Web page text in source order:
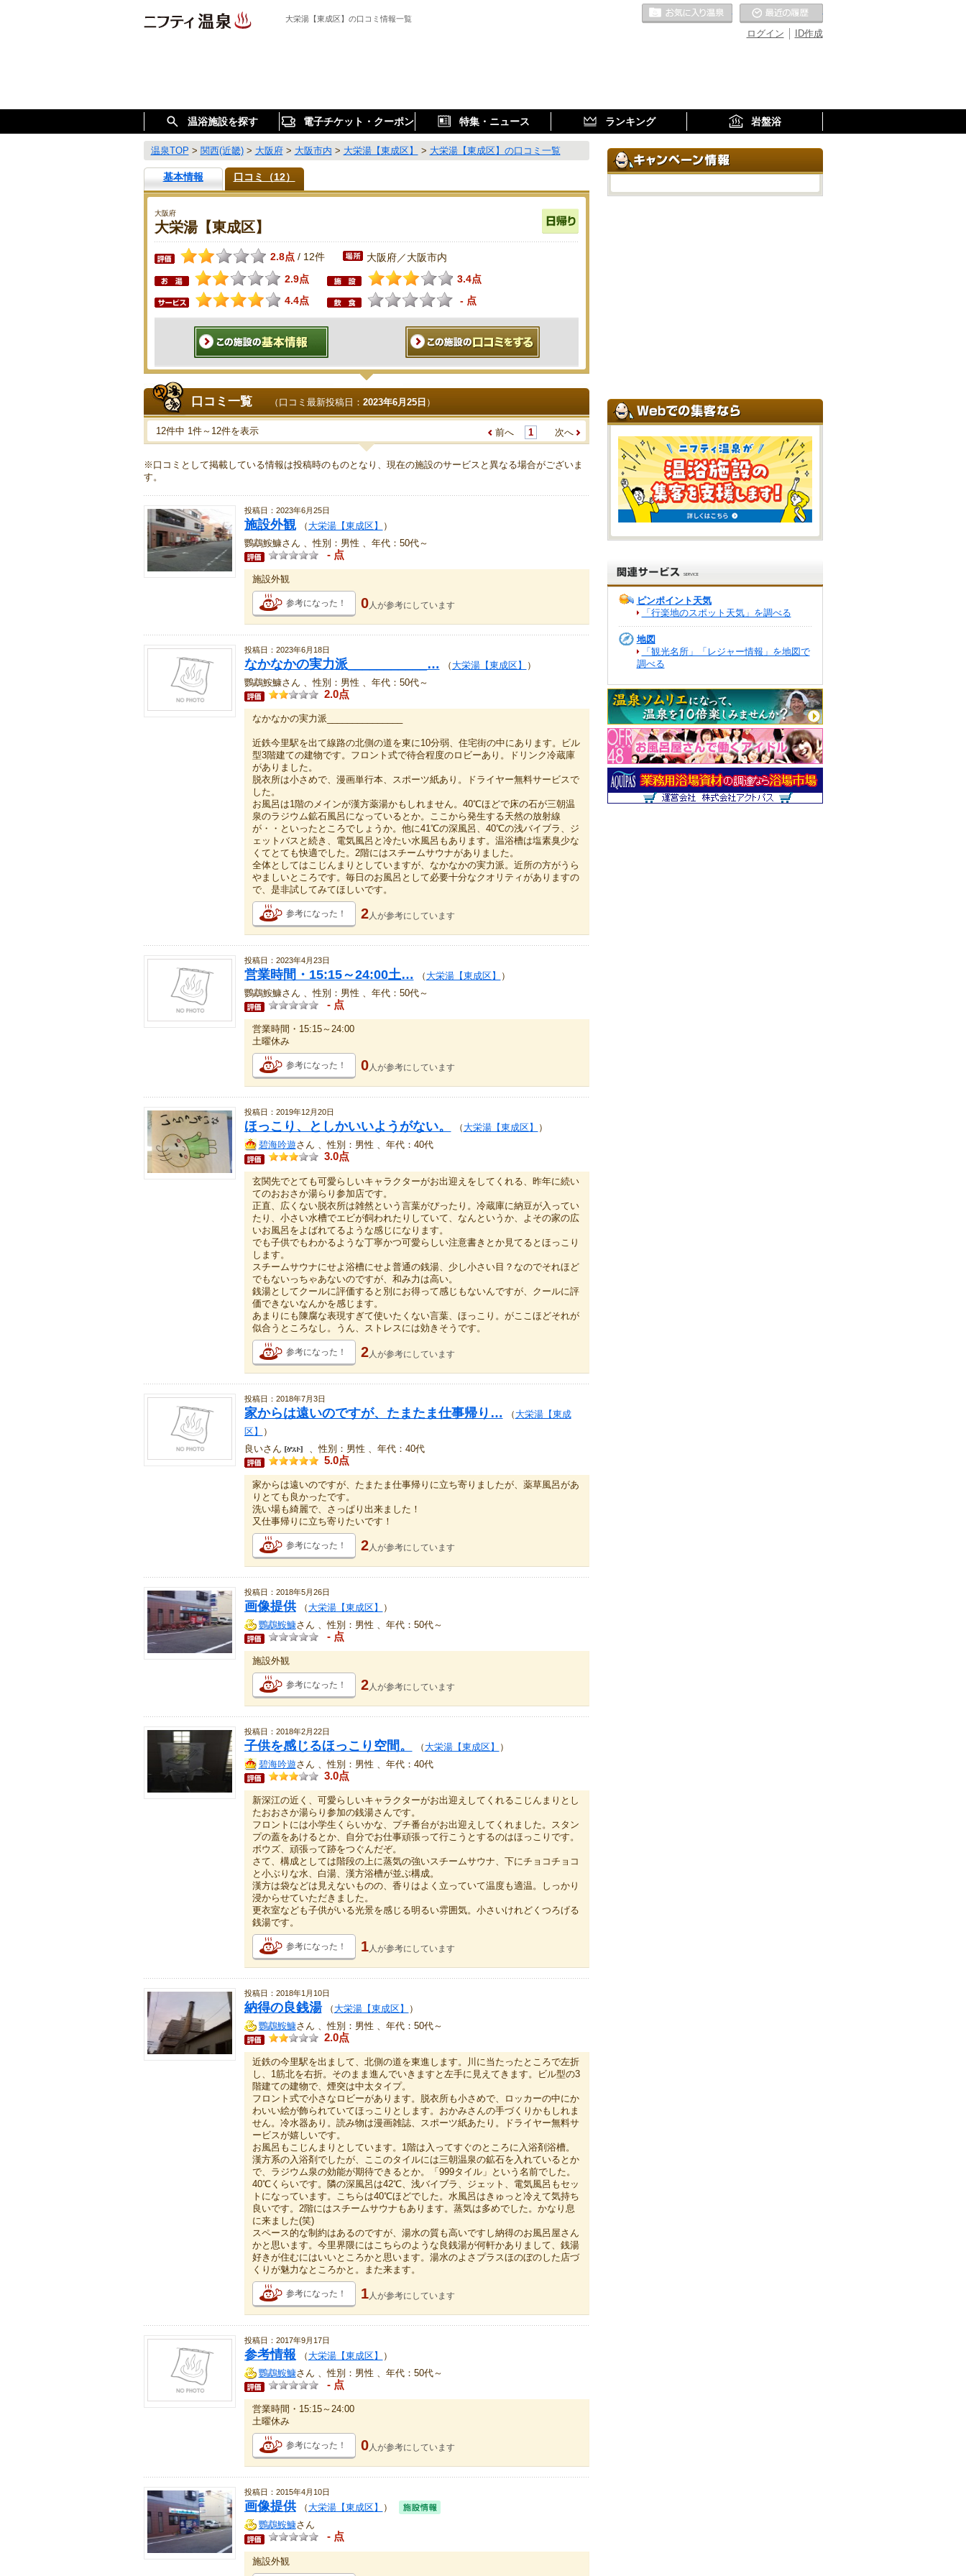
大栄湯【東成区】の口コミ情報一覧
ID作成
ログイン
お気に入りの温泉
温浴施設を探す 電子チケット・クーポン 特集・ニュース ランキング 岩盤浴
温泉TOP > 関西(近畿)> 大阪府> 大阪市内 > 大栄湯【東成区】 > 大栄湯【東成区】の口コミ一覧
基本情報 口コミ（12）
大阪府
大栄湯【東成区】
2.8点 / 12件 大阪府／大阪市内
2.9点
3.4点
4.4点
- 点
口コミ一覧 （口コミ最新投稿日： 2023年6月25日 ）
12件中 1件～12件を表示 前へ 1 次へ
※口コミとして掲載している情報は投稿時のものとなり、現在の施設のサービスと異なる場合がございま
す。
投稿日：2023年6月25日
施設外観（ 大栄湯【東成区】
）
鸚鵡鮟鱇さん 、性別：男性 、年代：50代～
- 点
施設外観
参考になった！ 0人が参考にしています
投稿日：2023年6月18日
なかなかの実力派___________… （ 大栄湯【東成区】
）
鸚鵡鮟鱇さん 、性別：男性 、年代：50代～
2.0点
なかなかの実力派_______________
近鉄今里駅を出て線路の北側の道を東に10分弱、住宅街の中にあります。ビル
型3階建ての建物です。フロント式で待合程度のロビーあり。ドリンク冷蔵庫
がありました。
脱衣所は小さめで、漫画単行本、スポーツ紙あり。ドライヤー無料サービスで
した。
お風呂は1階のメインが漢方薬湯かもしれません。40℃ほどで床の石が三朝温
泉のラジウム鉱石風呂になっているとか。ここから発生する天然の放射線
が・・といったところでしょうか。他に41℃の深風呂、40℃の浅バイブラ、ジ
ェットバスと続き、電気風呂と冷たい水風呂もあります。温浴槽は塩素臭少な
くてとても快適でした。2階にはスチームサウナがありました。
全体としてはこじんまりとしていますが、なかなかの実力派。近所の方がうら
やましいところです。毎日のお風呂として必要十分なクオリティがありますの
で、是非試してみてほしいです。
参考になった！ 2人が参考にしています
投稿日：2023年4月23日
営業時間・15:15～24:00土… （ 大栄湯【東成区】
）
鸚鵡鮟鱇さん 、性別：男性 、年代：50代～
- 点
営業時間・15:15～24:00
土曜休み
参考になった！ 0人が参考にしています
投稿日：2019年12月20日
ほっこり、としかいいようがない。 （ 大栄湯【東成区】
）
碧海吟遊さん 、性別：男性 、年代：40代
3.0点
玄関先でとても可愛らしいキャラクターがお出迎えをしてくれる、昨年に続い
てのおおさか湯らり参加店です。
正直、広くない脱衣所は雑然という言葉がぴったり。冷蔵庫に納豆が入ってい
たり、小さい水槽でエビが飼われたりしていて、なんというか、よその家の広
いお風呂をよばれてるような感じになります。
でも子供でもわかるような丁寧かつ可愛らしい注意書きとか見てるとほっこり
します。
スチームサウナにせよ浴槽にせよ普通の銭湯、少し小さい目？なのでそれほど
でもないっちゃあないのですが、和み力は高い。
銭湯としてクールに評価すると別にお得って感じもないんですが、クールに評
価できないなんかを感じます。
あまりにも陳腐な表現すぎて使いたくない言葉、ほっこり。がここほどそれが
似合うところなし。うん、ストレスには効きそうです。
参考になった！ 2人が参考にしています
投稿日：2018年7月3日
家からは遠いのですが、たまたま仕事帰り… （ 大栄湯【東成
区】
）
良いさん
、性別：男性 、年代：40代
5.0点
家からは遠いのですが、たまたま仕事帰りに立ち寄りましたが、薬草風呂があ
りとても良かったです。
洗い場も綺麗で、さっぱり出来ました！
又仕事帰りに立ち寄りたいです！
参考になった！ 2人が参考にしています
投稿日：2018年5月26日
画像提供（ 大栄湯【東成区】
）
鸚鵡鮟鱇さん 、性別：男性 、年代：50代～
- 点
施設外観
参考になった！ 2人が参考にしています
投稿日：2018年2月22日
子供を感じるほっこり空間。 （ 大栄湯【東成区】
）
碧海吟遊さん 、性別：男性 、年代：40代
3.0点
新深江の近く、可愛らしいキャラクターがお出迎えしてくれるこじんまりとし
たおおさか湯らり参加の銭湯さんです。
フロントには小学生くらいかな、プチ番台がお出迎えしてくれました。スタン
プの蓋をあけるとか、自分でお仕事頑張って行こうとするのはほっこりです。
ボウズ、頑張って跡をつぐんだぞ。
さて、構成としては階段の上に蒸気の強いスチームサウナ、下にチョコチョコ
と小ぶりな水、白湯、漢方浴槽が並ぶ構成。
漢方は袋などは見えないものの、香りはよく立っていて温度も適温。しっかり
浸からせていただきました。
更衣室なども子供がいる光景を感じる明るい雰囲気。小さいけれどくつろげる
銭湯です。
参考になった！ 1人が参考にしています
投稿日：2018年1月10日
納得の良銭湯（ 大栄湯【東成区】
）
鸚鵡鮟鱇さん 、性別：男性 、年代：50代～
2.0点
近鉄の今里駅を出まして、北側の道を東進します。川に当たったところで左折
し、1筋北を右折。そのまま進んでいきますと左手に見えてきます。ビル型の3
階建ての建物で、煙突は中太タイプ。
フロント式で小さなロビーがあります。脱衣所も小さめで、ロッカーの中にか
わいい絵が飾られていてほっこりとします。おかみさんの手づくりかもしれま
せん。冷水器あり。読み物は漫画雑誌、スポーツ紙あたり。ドライヤー無料サ
ービスが嬉しいです。
お風呂もこじんまりとしています。1階は入ってすぐのところに入浴剤浴槽。
漢方系の入浴剤でしたが、ここのタイルには三朝温泉の鉱石を入れているとか
で、ラジウム泉の効能が期待できるとか。「999タイル」という名前でした。
40℃くらいです。隣の深風呂は42℃、浅バイブラ、ジェット、電気風呂もセッ
トになっています。こちらは40℃ほどでした。水風呂はきゅっと冷えて気持ち
良いです。2階にはスチームサウナもあります。蒸気は多めでした。かなり息
に来ました(笑)
スペース的な制約はあるのですが、湯水の質も高いですし納得のお風呂屋さん
かと思います。今里界隈にはこちらのような良銭湯が何軒かありまして、銭湯
好きが住むにはいいところかと思います。湯水のよさプラスほのぼのした店づ
くりが魅力なところかと。また来ます。
参考になった！ 1人が参考にしています
投稿日：2017年9月17日
参考情報 （ 大栄湯【東成区】
）
鸚鵡鮟鱇さん 、性別：男性 、年代：50代～
- 点
営業時間・15:15～24:00
土曜休み
参考になった！ 0人が参考にしています
投稿日：2015年4月10日
画像提供（ 大栄湯【東成区】
）
鸚鵡鮟鱇さん
- 点
施設外観
ピンポイント天気
「行楽地のスポット天気」を調べる
地図
「観光名所」「レジャー情報」を地図で
調べる